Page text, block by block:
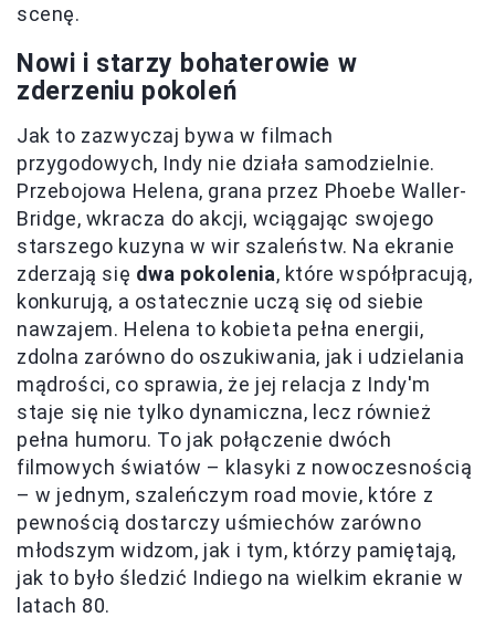
scenę.
Nowi i starzy bohaterowie w
zderzeniu pokoleń
Jak to zazwyczaj bywa w filmach
przygodowych, Indy nie działa samodzielnie.
Przebojowa Helena, grana przez Phoebe Waller-
Bridge, wkracza do akcji, wciągając swojego
starszego kuzyna w wir szaleństw. Na ekranie
zderzają się dwa pokolenia, które współpracują,
konkurują, a ostatecznie uczą się od siebie
nawzajem. Helena to kobieta pełna energii,
zdolna zarówno do oszukiwania, jak i udzielania
mądrości, co sprawia, że jej relacja z Indy'm
staje się nie tylko dynamiczna, lecz również
pełna humoru. To jak połączenie dwóch
filmowych światów – klasyki z nowoczesnością
– w jednym, szaleńczym road movie, które z
pewnością dostarczy uśmiechów zarówno
młodszym widzom, jak i tym, którzy pamiętają,
jak to było śledzić Indiego na wielkim ekranie w
latach 80.